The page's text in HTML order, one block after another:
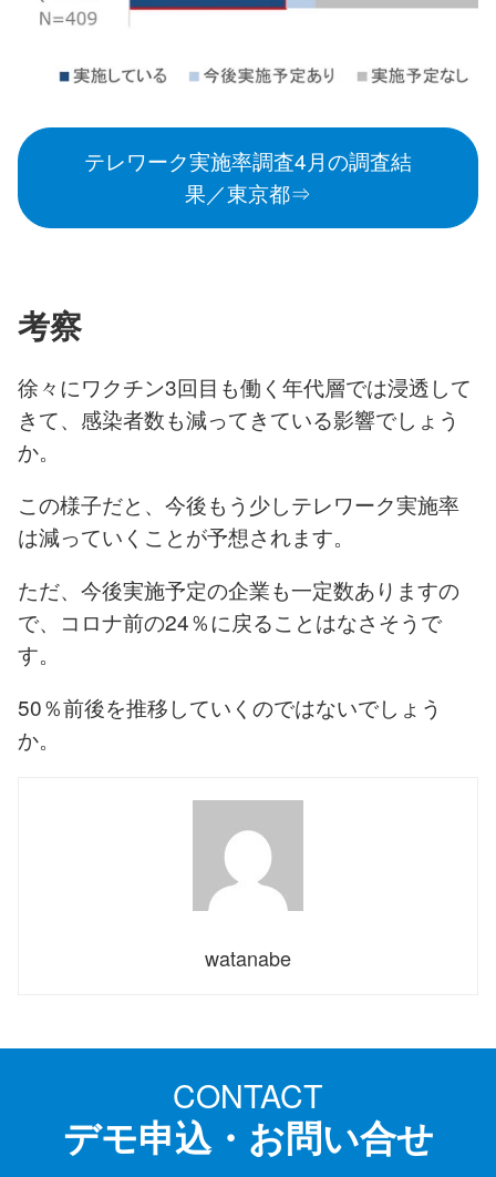
テレワーク実施率調査4月の調査結
果／東京都⇒
考察
徐々にワクチン3回目も働く年代層では浸透して
きて、感染者数も減ってきている影響でしょう
か。
この様子だと、今後もう少しテレワーク実施率
は減っていくことが予想されます。
ただ、今後実施予定の企業も一定数ありますの
で、コロナ前の24％に戻ることはなさそうで
す。
50％前後を推移していくのではないでしょう
か。
watanabe
CONTACT
デモ申込・お問い合せ